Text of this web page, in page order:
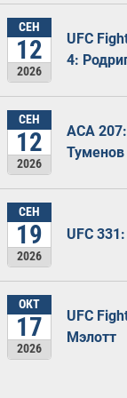
СЕН
12
2026
UFC
4:
СЕН
12
2026
ACA
Туменов
СЕН
19
2026
UFC
ОКТ
17
2026
UFC
Мэлотт